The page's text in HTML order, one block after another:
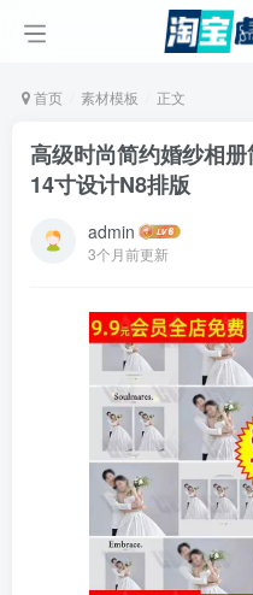
首页 素材模板 正文
高级时尚简约婚纱相
14寸设计N8排版
admin
3个月前更新